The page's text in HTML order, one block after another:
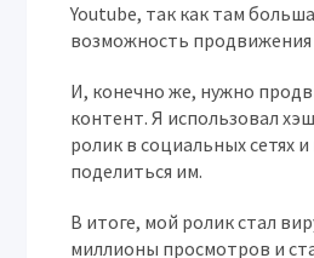
Youtube, так как там
возможность продвижения
И, конечно же, нужно
контент. Я использовал
ролик в социальных сетях
поделиться им.
В итоге, мой ролик стал
миллионы просмотров и